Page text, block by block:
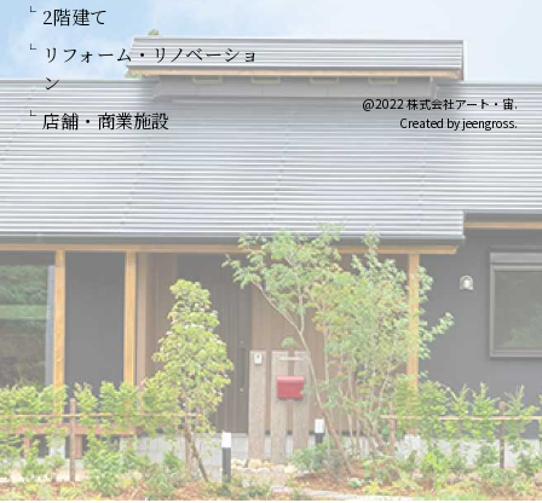
2階建て
リフォーム・リノベーショ
ン
店舗・商業施設
@2022 株式会社アート・宙.
Created by jeengross.